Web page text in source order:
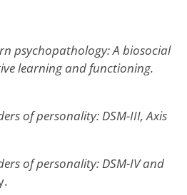
psychopathology: A biosocial
learning and functioning.
of personality: DSM-III, Axis
of personality: DSM-IV and